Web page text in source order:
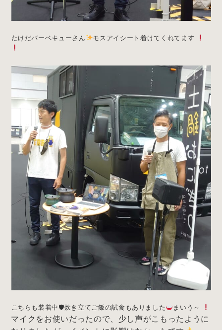
たけだバーベキューさん モスアイシート着けてくれてます
こちらも装着中🛡炊き立てご飯の試食もありました まいう～
マイクをお使いだったので、少し声がこもったように